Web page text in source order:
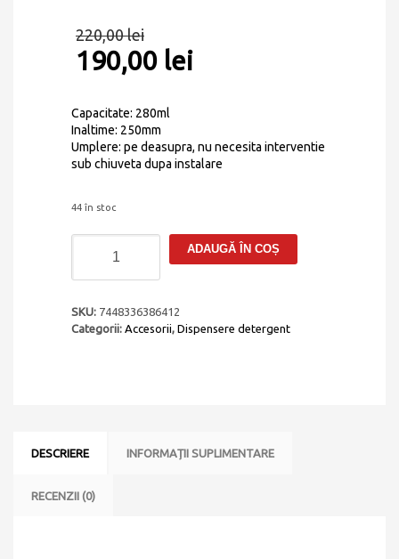
220,00lei
190,00 lei
Capacitate: 280ml
Inaltime: 250mm
Umplere: pe deasupra, nu necesita interventie
sub chiuveta dupa instalare
44 în stoc
Dozator
CookingAid
cu
ADAUGĂ ÎN COȘ
SKU: 7448336386412
Categorii: Accesorii, Dispensere detergent
DESCRIERE INFORMAȚII SUPLIMENTARE
RECENZII (0)